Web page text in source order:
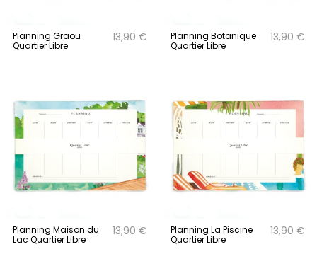
Planning Graou
Quartier Libre
13,90 €
Planning Botanique
Quartier Libre
13,90 €
Planning Maison du
Lac Quartier Libre
13,90 €
Planning La Piscine
Quartier Libre
13,90 €